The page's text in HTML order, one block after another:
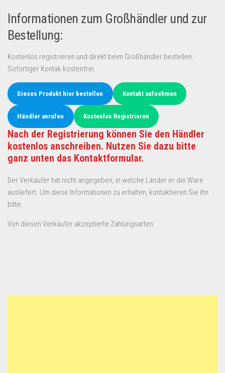
Informationen zum Großhändler und zur
Bestellung:
Kostenlos registrieren und direkt beim Großhändler bestellen.
Sofortiger Kontak kostenfrei.
Dieses Produkt hier bestellen Kontakt aufnehmen
Händler anrufen Kostenlos Registrieren
Nach der Registrierung können Sie den Händler
kostenlos anschreiben. Nutzen Sie dazu bitte
ganz unten das Kontaktformular.
Der Verkäufer hat nicht angegeben, in welche Länder er die Ware
ausliefert. Um diese Informationen zu erhalten, kontaktieren Sie ihn
bitte.
Von diesen Verkäufer akzeptierte Zahlungsarten